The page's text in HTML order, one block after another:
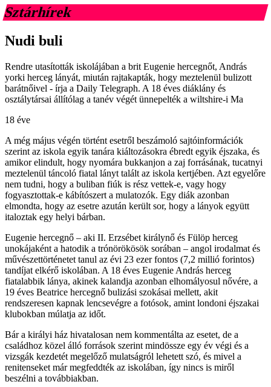
Sztárhírek
Nudi buli
Rendre utasították iskolájában a brit Eugenie hercegnőt, András
yorki herceg lányát, miután rajtakapták, hogy meztelenül bulizott
barátnőivel - írja a Daily Telegraph. A 18 éves diáklány és
osztálytársai állítólag a tanév végét ünnepelték a wiltshire-i Ma
18 éve
A még május végén történt esetről beszámoló sajtóinformációk
szerint az iskola egyik tanára kiáltozásokra ébredt egyik éjszaka, és
amikor elindult, hogy nyomára bukkanjon a zaj forrásának, tucatnyi
meztelenül táncoló fiatal lányt talált az iskola kertjében. Azt egyelőre
nem tudni, hogy a buliban fiúk is rész vettek-e, vagy hogy
fogyasztottak-e kábítószert a mulatozók. Egy diák azonban
elmondta, hogy az esetre azután került sor, hogy a lányok együtt
italoztak egy helyi bárban.
Eugenie hercegnő – aki II. Erzsébet királynő és Fülöp herceg
unokájaként a hatodik a trónörökösök sorában – angol irodalmat és
művészettörténetet tanul az évi 23 ezer fontos (7,2 millió forintos)
tandíjat elkérő iskolában. A 18 éves Eugenie András herceg
fiatalabbik lánya, akinek kalandja azonban elhomályosul nővére, a
19 éves Beatrice hercegnő bulizási szokásai mellett, akit
rendszeresen kapnak lencsevégre a fotósok, amint londoni éjszakai
klubokban múlatja az időt.
Bár a királyi ház hivatalosan nem kommentálta az esetet, de a
családhoz közel álló források szerint mindössze egy év végi és a
vizsgák kezdetét megelőző mulatságról lehetett szó, és mivel a
renitenseket már megfeddték az iskolában, így nincs is miről
beszélni a továbbiakban.